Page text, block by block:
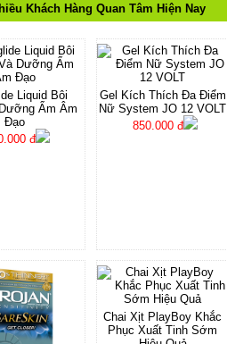
Khách Hàng Quan Tâm Hiện Nay
Liquid Bôi
Ẩm Âm
Đạo
đ
Gel Kích Thích Đa Điểm
Nữ System JO 12 VOLT
850.000 đ
Chai Xịt PlayBoy Khắc
Phục Xuất Tinh Sớm